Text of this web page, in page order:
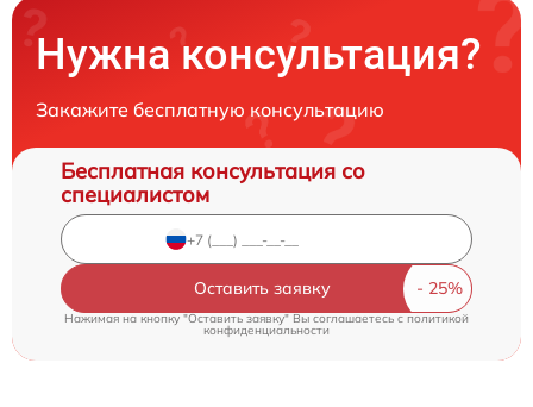
Нужна консультация?
Закажите бесплатную консультацию
Бесплатная консультация со
специалистом
Оставить заявку
Нажимая на кнопку "Оставить заявку" Вы соглашаетесь c политикой
конфиденциальности